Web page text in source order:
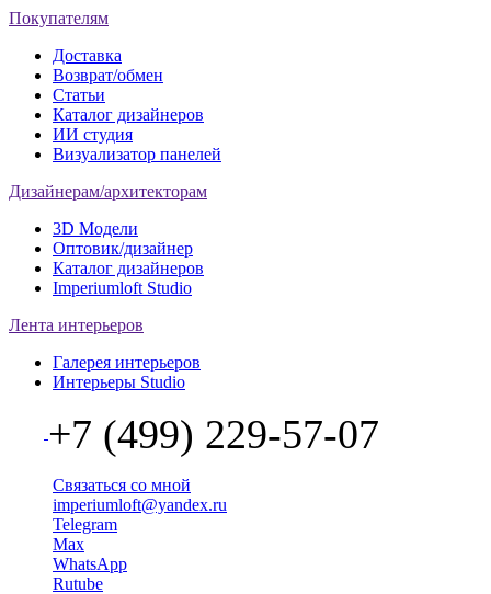
Покупателям
Доставка
Возврат/обмен
Статьи
Каталог дизайнеров
ИИ студия
Визуализатор панелей
Дизайнерам/архитекторам
3D Модели
Оптовик/дизайнер
Каталог дизайнеров
Imperiumloft Studio
Лента интерьеров
Галерея интерьеров
Интерьеры Studio
+7 (499) 229-57-07
Связаться со мной
imperiumloft@yandex.ru
Telegram
Max
WhatsApp
Rutube